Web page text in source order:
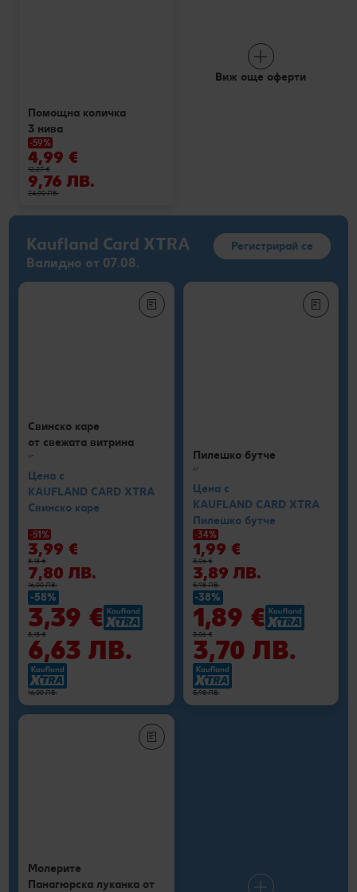
Помощна количка
3 нива
-59%
4,99 €
12,27 €
9,76 ЛВ.
24,00 ЛВ.
Виж още оферти
Kaufland Card XTRA
Валидно от 07.08.
Регистрирай се
Свинско каре
от свежата витрина
кг
Цена с
KAUFLAND CARD XTRA
Свинско каре
-51%
3,99 €
8,18 €
7,80 ЛВ.
16,00 ЛВ.
-58%
3,39 €
8,18 €
6,63 ЛВ.
16,00 ЛВ.
Пилешко бутче
кг
Цена с
KAUFLAND CARD XTRA
Пилешко бутче
-34%
1,99 €
3,06 €
3,89 ЛВ.
5,98 ЛВ.
-38%
1,89 €
3,06 €
3,70 ЛВ.
5,98 ЛВ.
Молерите
Панагюрска луканка от